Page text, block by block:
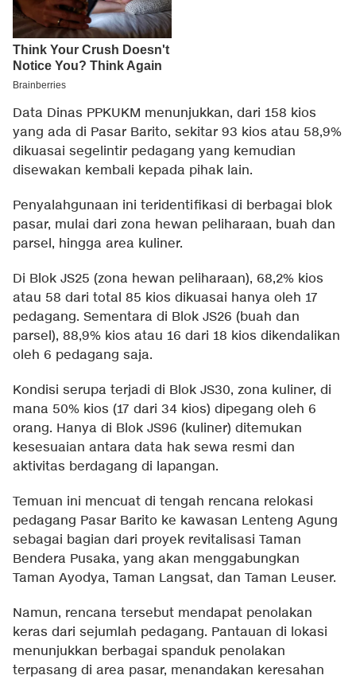
Data Dinas PPKUKM menunjukkan, dari 158 kios
yang ada di Pasar Barito, sekitar 93 kios atau 58,9%
dikuasai segelintir pedagang yang kemudian
disewakan kembali kepada pihak lain.
Penyalahgunaan ini teridentifikasi di berbagai blok
pasar, mulai dari zona hewan peliharaan, buah dan
parsel, hingga area kuliner.
Di Blok JS25 (zona hewan peliharaan), 68,2% kios
atau 58 dari total 85 kios dikuasai hanya oleh 17
pedagang. Sementara di Blok JS26 (buah dan
parsel), 88,9% kios atau 16 dari 18 kios dikendalikan
oleh 6 pedagang saja.
Kondisi serupa terjadi di Blok JS30, zona kuliner, di
mana 50% kios (17 dari 34 kios) dipegang oleh 6
orang. Hanya di Blok JS96 (kuliner) ditemukan
kesesuaian antara data hak sewa resmi dan
aktivitas berdagang di lapangan.
Temuan ini mencuat di tengah rencana relokasi
pedagang Pasar Barito ke kawasan Lenteng Agung
sebagai bagian dari proyek revitalisasi Taman
Bendera Pusaka, yang akan menggabungkan
Taman Ayodya, Taman Langsat, dan Taman Leuser.
Namun, rencana tersebut mendapat penolakan
keras dari sejumlah pedagang. Pantauan di lokasi
menunjukkan berbagai spanduk penolakan
terpasang di area pasar, menandakan keresahan